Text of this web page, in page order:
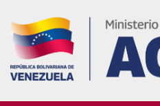
content